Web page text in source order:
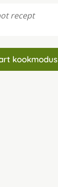
recept
kookmodus